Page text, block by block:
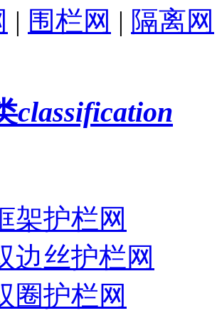
| 围栏网 | 隔离网
classification
架护栏网
边丝护栏网
圈护栏网